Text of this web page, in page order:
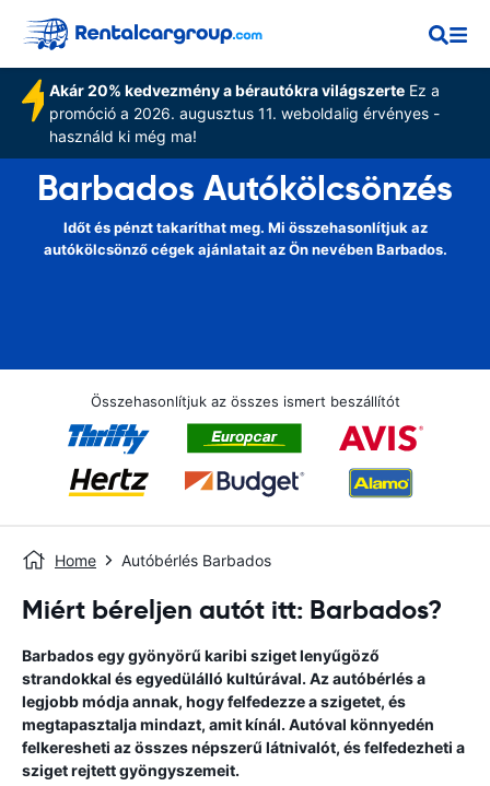
Akár 20% kedvezmény a bérautókra világszerteEz a
promóció a 2026. augusztus 11. weboldalig érvényes -
használd ki még ma!
Barbados Autókölcsönzés
Időt és pénzt takaríthat meg. Mi összehasonlítjuk az
autókölcsönző cégek ajánlatait az Ön nevében Barbados.
Összehasonlítjuk az összes ismert beszállítót
Home Autóbérlés Barbados
Miért béreljen autót itt: Barbados?
Barbados egy gyönyörű karibi sziget lenyűgöző
strandokkal és egyedülálló kultúrával. Az autóbérlés a
legjobb módja annak, hogy felfedezze a szigetet, és
megtapasztalja mindazt, amit kínál. Autóval könnyedén
felkeresheti az összes népszerű látnivalót, és felfedezheti a
sziget rejtett gyöngyszemeit.